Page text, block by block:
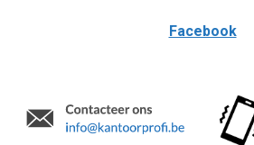
Facebook